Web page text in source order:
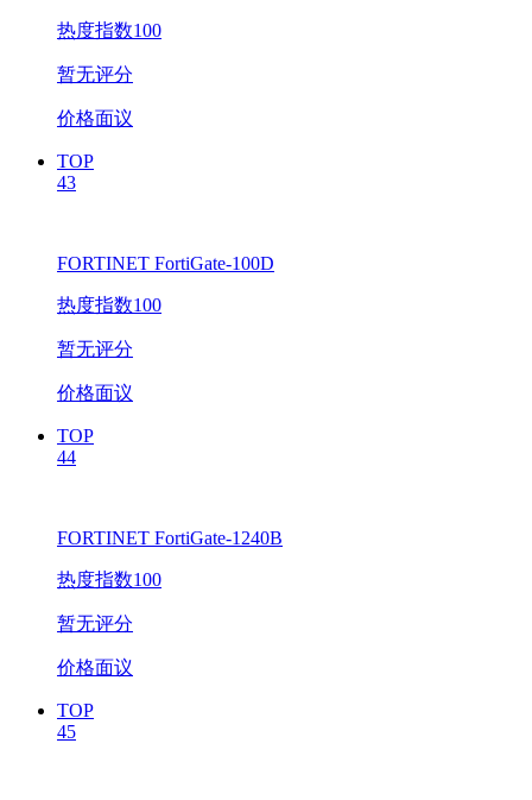
热度指数100
暂无评分
价格面议
TOP
43
FORTINET FortiGate-100D
热度指数100
暂无评分
价格面议
TOP
44
FORTINET FortiGate-1240B
热度指数100
暂无评分
价格面议
TOP
45